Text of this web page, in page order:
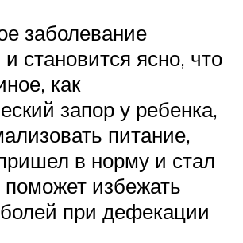
заболевание
становится ясно, что
как
запор у ребенка,
питание,
в норму и стал
поможет избежать
при дефекации